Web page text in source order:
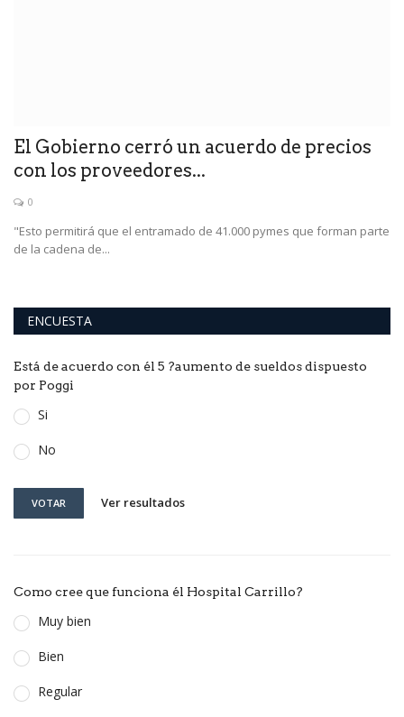
El Gobierno cerró un acuerdo de precios
con los proveedores...
0
"Esto permitirá que el entramado de 41.000 pymes que forman parte
de la cadena de...
ENCUESTA
Está de acuerdo con él 5 ?aumento de sueldos dispuesto
por Poggi
Si
No
VOTAR Ver resultados
Como cree que funciona él Hospital Carrillo?
Muy bien
Bien
Regular